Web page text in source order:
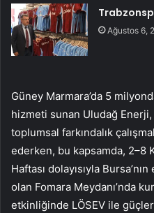
Ağustos 6,
Güney Marmara’da 5
hizmeti sunan Uludağ
toplumsal farkındalık
ederken, bu kapsamda, 2–8
Haftası dolayısıyla
olan Fomara Meydanı’nda
etkinliğinde LÖSEV ile